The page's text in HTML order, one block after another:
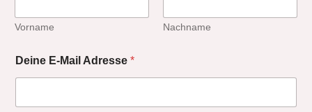
Vorname Nachname
Deine E-Mail Adresse *